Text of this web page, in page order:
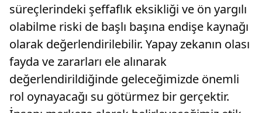
süreçlerindeki şeffaflık eksikliği ve ön yargılı
olabilme riski de başlı başına endişe kaynağı
olarak değerlendirilebilir. Yapay zekanın olası
fayda ve zararları ele alınarak
değerlendirildiğinde geleceğimizde önemli
rol oynayacağı su götürmez bir gerçektir.